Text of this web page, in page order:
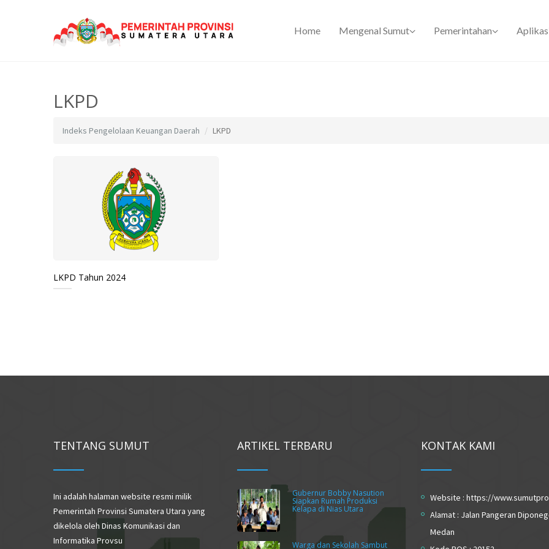
Home Mengenal Sumut Pemerintahan
LKPD
Indeks Pengelolaan Keuangan Daerah LKPD
LKPD Tahun 2024
TENTANG SUMUT
Ini adalah halaman website resmi milik
Pemerintah Provinsi Sumatera Utara yang
dikelola oleh Dinas Komunikasi dan
Informatika Provsu
ARTIKEL TERBARU
Gubernur Bobby Nasution
Siapkan Rumah Produksi
Kelapa di Nias Utara
Warga dan Sekolah Sambut
KONTAK KAMI
Website : https://
Alamat : Jalan Pangeran
Medan